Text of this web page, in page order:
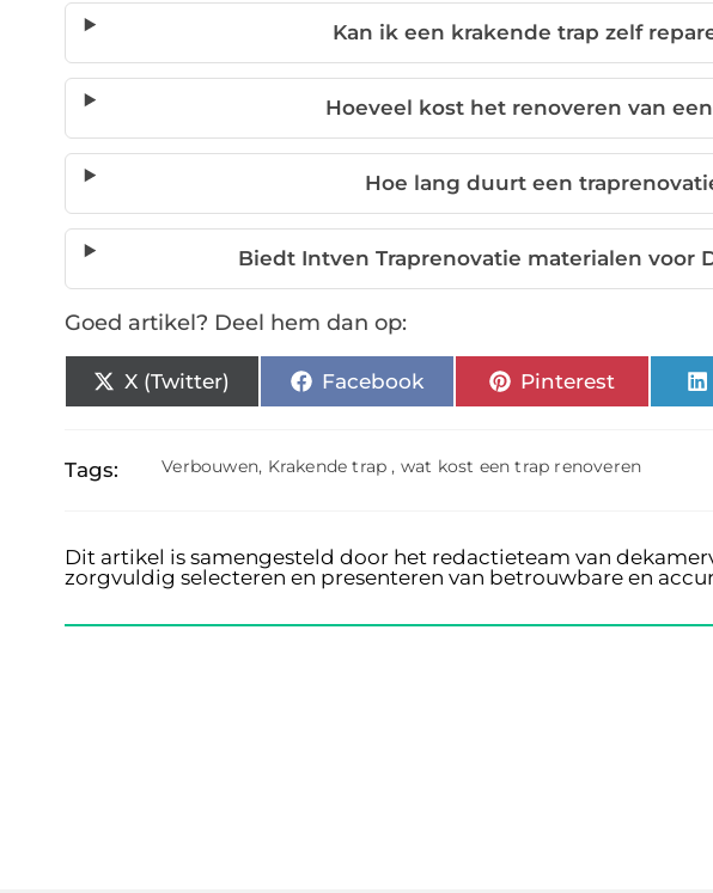
Kan ik een krakende trap zelf
Hoeveel kost het renoveren van
Hoe lang duurt een
Biedt Intven Traprenovatie materialen voor
Goed artikel? Deel hem dan op:
X (Twitter) Facebook Pinterest
Tags: Verbouwen, Krakende trap , wat kost een trap renoveren
Dit artikel is samengesteld door het redactieteam van
zorgvuldig selecteren en presenteren van betrouwbare en